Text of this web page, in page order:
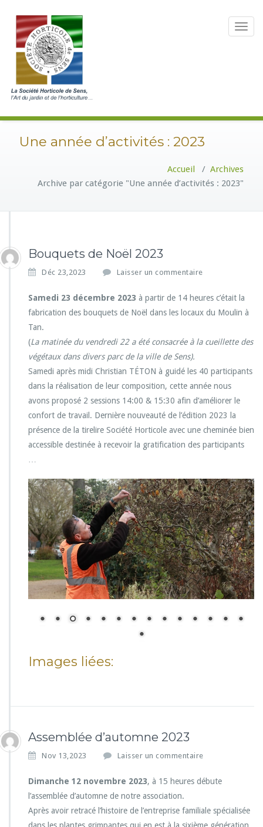
Toggle
Une année d’activités : 2023
Accueil / Archives
Archive par catégorie "Une année d’activités : 2023"
Bouquets de Noël 2023
Déc 23,2023 Laisser un commentaire
Samedi 23 décembre 2023 à partir de 14 heures c’était la
fabrication des bouquets de Noël dans les locaux du Moulin à
Tan.
(La matinée du vendredi 22 a été consacrée à la cueillette des
végétaux dans divers parc de la ville de Sens).
Samedi après midi Christian TÉTON à guidé les 40 participants
dans la réalisation de leur composition, cette année nous
avons proposé 2 sessions 14:00 & 15:30 afin d’améliorer le
confort de travail. Dernière nouveauté de l’édition 2023 la
présence de la tirelire Société Horticole avec une cheminée bien
accessible destinée à recevoir la gratification des participants
Images liées:
Assemblée d’automne 2023
Nov 13,2023 Laisser un commentaire
Dimanche 12 novembre 2023, à 15 heures débute
l’assemblée d’automne de notre association.
Après avoir retracé l’histoire de l’entreprise familiale spécialisée